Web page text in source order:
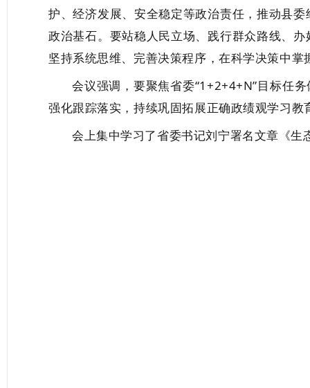
护、经济发展、安全稳定等政治责任，推动县
政治基石。要站稳人民立场、践行群众路线、
坚持系统思维、完善决策程序，在科学决策中
会议强调，要聚焦省委“1+2+4+N”目标任
强化跟踪落实，持续巩固拓展正确政绩观学习
会上集中学习了省委书记刘宁署名文章《